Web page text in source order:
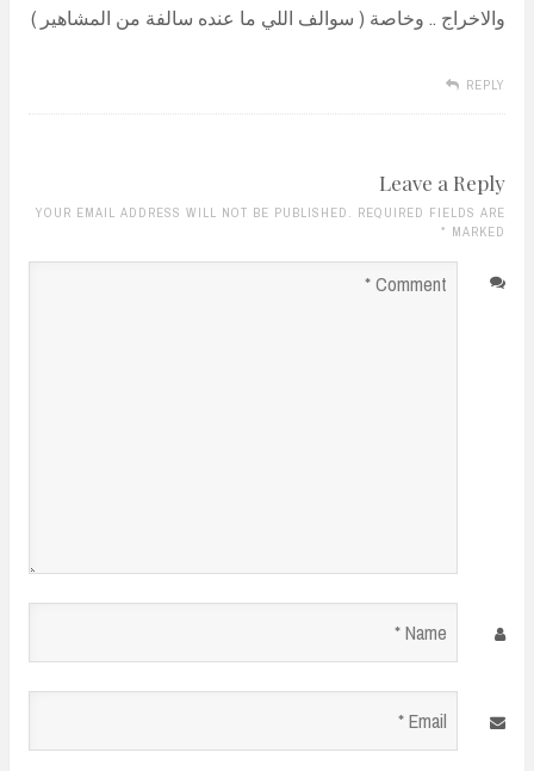
والاخراج .. وخاصة ( سوالف اللي ما عنده سالفة من المشاهير )
REPLY
Leave a Reply
YOUR EMAIL ADDRESS WILL NOT BE PUBLISHED. REQUIRED FIELDS ARE
MARKED
*
Comment
Name
Email